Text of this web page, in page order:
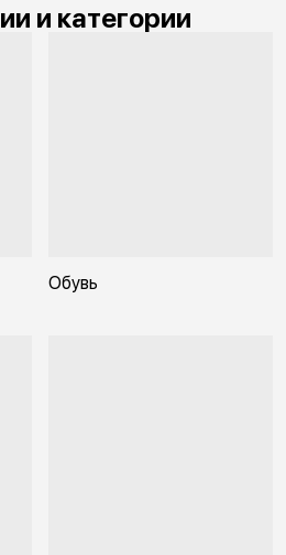
и категории
Обувь